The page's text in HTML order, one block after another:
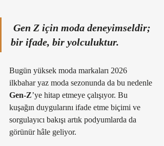
Gen Z için moda deneyimseldir;
bir ifade, bir yolculuktur.
Bugün yüksek moda markaları 2026
ilkbahar yaz moda sezonunda da bu nedenle
Gen-Z’ye hitap etmeye çalışıyor. Bu
kuşağın duygularını ifade etme biçimi ve
sorgulayıcı bakışı artık podyumlarda da
görünür hâle geliyor.